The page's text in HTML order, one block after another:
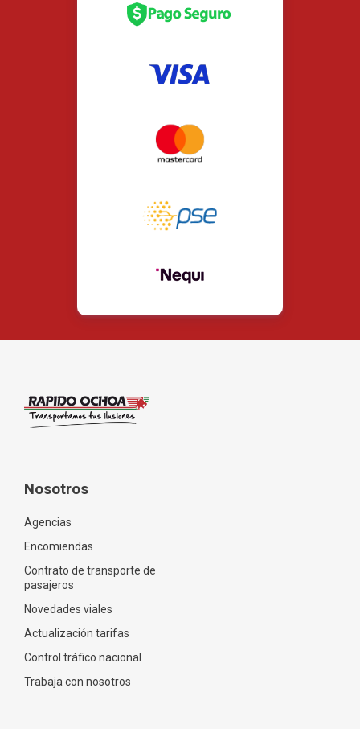
Nosotros
Agencias
Encomiendas
Contrato de transporte de
pasajeros
Novedades viales
Actualización tarifas
Control tráfico nacional
Trabaja con nosotros